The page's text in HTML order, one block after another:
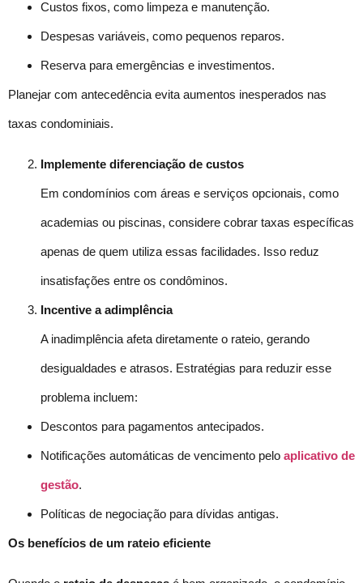
Custos fixos, como limpeza e manutenção.
Despesas variáveis, como pequenos reparos.
Reserva para emergências e investimentos.
Planejar com antecedência evita aumentos inesperados nas
taxas condominiais.
Implemente diferenciação de custos
Em condomínios com áreas e serviços opcionais, como
academias ou piscinas, considere cobrar taxas específicas
apenas de quem utiliza essas facilidades. Isso reduz
insatisfações entre os condôminos.
Incentive a adimplência
A inadimplência afeta diretamente o rateio, gerando
desigualdades e atrasos. Estratégias para reduzir esse
problema incluem:
Descontos para pagamentos antecipados.
Notificações automáticas de vencimento pelo aplicativo de
gestão.
Políticas de negociação para dívidas antigas.
Os benefícios de um rateio eficiente